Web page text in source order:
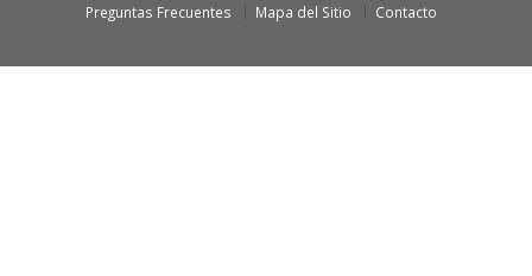
Preguntas Frecuentes Mapa del Sitio Contacto